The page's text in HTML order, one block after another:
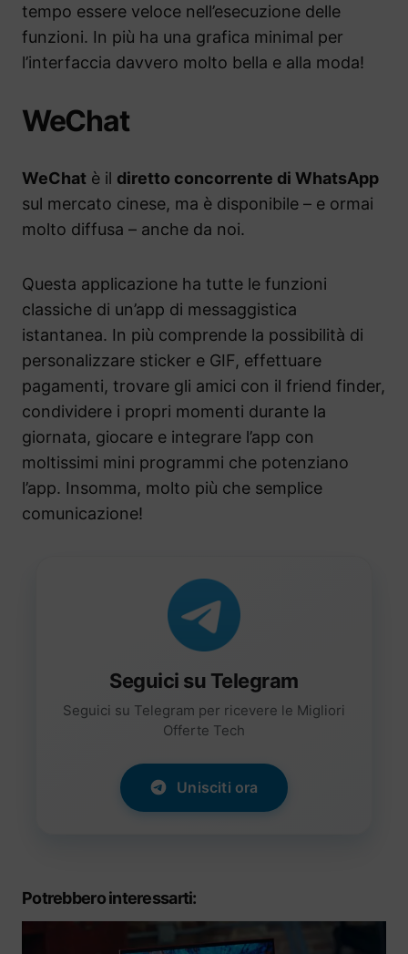
tempo essere veloce nell’esecuzione delle
funzioni. In più ha una grafica minimal per
l’interfaccia davvero molto bella e alla moda!
WeChat
WeChat è il diretto concorrente di WhatsApp
sul mercato cinese, ma è disponibile – e ormai
molto diffusa – anche da noi.
Questa applicazione ha tutte le funzioni
classiche di un’app di messaggistica
istantanea. In più comprende la possibilità di
personalizzare sticker e GIF, effettuare
pagamenti, trovare gli amici con il friend finder,
condividere i propri momenti durante la
giornata, giocare e integrare l’app con
moltissimi mini programmi che potenziano
l’app. Insomma, molto più che semplice
comunicazione!
Seguici su Telegram
Seguici su Telegram per ricevere le Migliori
Offerte Tech
Unisciti ora
Potrebbero interessarti: